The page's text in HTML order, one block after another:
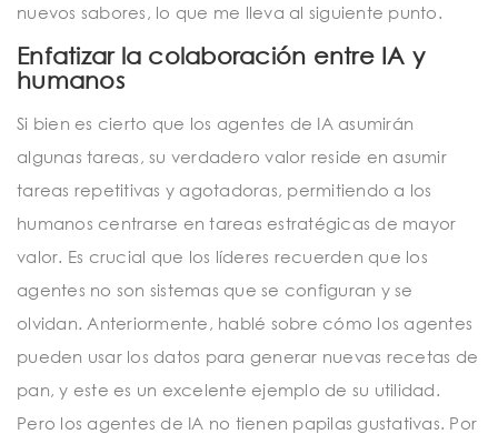
nuevos sabores, lo que me lleva al siguiente punto.
Enfatizar la colaboración entre IA y
humanos
Si bien es cierto que los agentes de IA asumirán
algunas tareas, su verdadero valor reside en asumir
tareas repetitivas y agotadoras, permitiendo a los
humanos centrarse en tareas estratégicas de mayor
valor. Es crucial que los líderes recuerden que los
agentes no son sistemas que se configuran y se
olvidan. Anteriormente, hablé sobre cómo los agentes
pueden usar los datos para generar nuevas recetas de
pan, y este es un excelente ejemplo de su utilidad.
Pero los agentes de IA no tienen papilas gustativas. Por